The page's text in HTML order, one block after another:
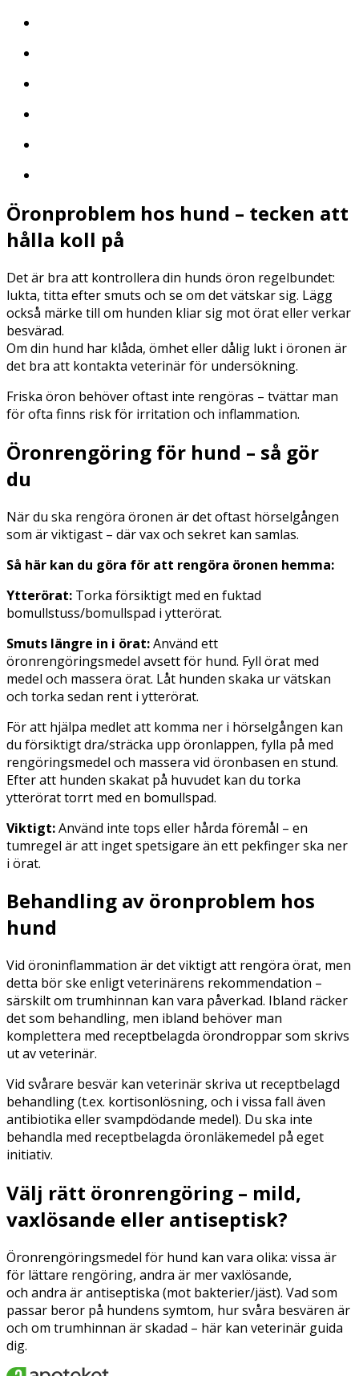
Öronproblem hos hund – tecken att
hålla koll på
Det är bra att kontrollera din hunds öron regelbundet:
lukta, titta efter smuts och se om det vätskar sig. Lägg
också märke till om hunden kliar sig mot örat eller verkar
besvärad.
Om din hund har klåda, ömhet eller dålig lukt i öronen är
det bra att kontakta veterinär för undersökning.
Friska öron behöver oftast inte rengöras – tvättar man
för ofta finns risk för irritation och inflammation.
Öronrengöring för hund – så gör
du
När du ska rengöra öronen är det oftast hörselgången
som är viktigast – där vax och sekret kan samlas.
Så här kan du göra för att rengöra öronen hemma:
Ytterörat: Torka försiktigt med en fuktad
bomullstuss/bomullspad i ytterörat.
Smuts längre in i örat:Använd ett
öronrengöringsmedel avsett för hund. Fyll örat med
medel och massera örat. Låt hunden skaka ur vätskan
och torka sedan rent i ytterörat.
För att hjälpa medlet att komma ner i hörselgången kan
du försiktigt dra/sträcka upp öronlappen, fylla på med
rengöringsmedel och massera vid öronbasen en stund.
Efter att hunden skakat på huvudet kan du torka
ytterörat torrt med en bomullspad.
Viktigt:Använd inte tops eller hårda föremål – en
tumregel är att inget spetsigare än ett pekfinger ska ner
i örat.
Behandling av öronproblem hos
hund
Vid öroninflammation är det viktigt att rengöra örat, men
detta bör ske enligt veterinärens rekommendation –
särskilt om trumhinnan kan vara påverkad. Ibland räcker
det som behandling, men ibland behöver man
komplettera med receptbelagda örondroppar som skrivs
ut av veterinär.
Vid svårare besvär kan veterinär skriva ut receptbelagd
behandling (t.ex. kortisonlösning, och i vissa fall även
antibiotika eller svampdödande medel). Du ska inte
behandla med receptbelagda öronläkemedel på eget
initiativ.
Välj rätt öronrengöring – mild,
vaxlösande eller antiseptisk?
Öronrengöringsmedel för hund kan vara olika: vissa är
för lättare rengöring, andra är mer vaxlösande,
och andra är antiseptiska (mot bakterier/jäst). Vad som
passar beror på hundens symtom, hur svåra besvären är
och om trumhinnan är skadad – här kan veterinär guida
dig.